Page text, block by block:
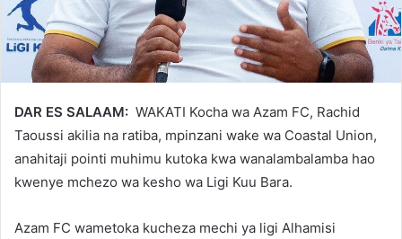
DAR ES SALAAM: WAKATI Kocha wa Azam FC, Rachid
Taoussi akilia na ratiba, mpinzani wake wa Coastal Union,
anahitaji pointi muhimu kutoka kwa wanalambalamba hao
kwenye mchezo wa kesho wa Ligi Kuu Bara.
Azam FC wametoka kucheza mechi ya ligi Alhamisi